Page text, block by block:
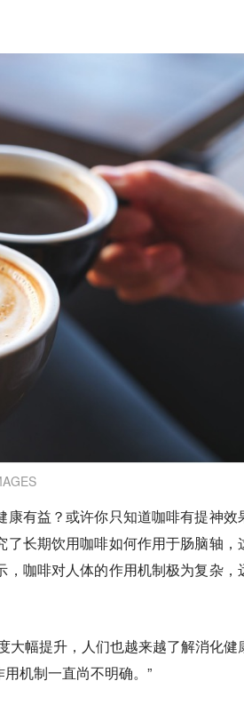
有益？或许你只知道咖啡有提神效
了长期饮用咖啡如何作用于肠脑轴，
咖啡对人体的作用机制极为复杂，
大幅提升，人们也越来越了解消化健
机制一直尚不明确。”